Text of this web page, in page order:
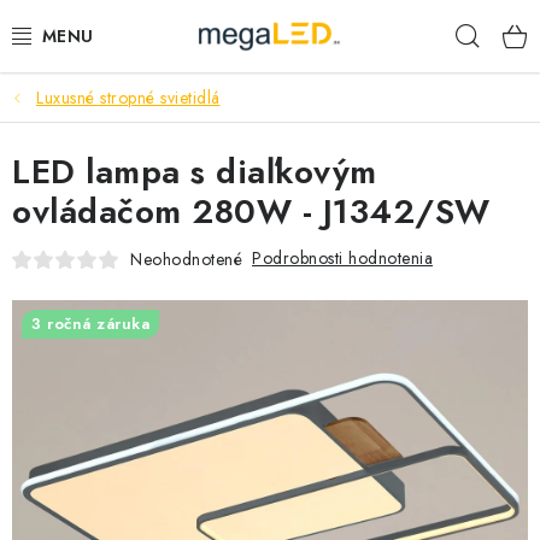
na
PRIEMYSEL
SVIETIDLÁ
ŽIAROVKY A TRUBICE
SAMSUNG SVIETIDLÁ
Luxusné stropné svietidlá
LED lampa s diaľkovým
ovládačom 280W - J1342/SW
Neohodnotené Podrobnosti hodnotenia
3 ročná záruka